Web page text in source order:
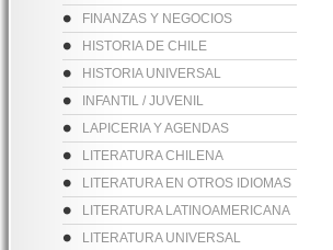
FINANZAS Y NEGOCIOS
HISTORIA DE CHILE
HISTORIA UNIVERSAL
INFANTIL / JUVENIL
LAPICERIA Y AGENDAS
LITERATURA CHILENA
LITERATURA EN OTROS IDIOMAS
LITERATURA LATINOAMERICANA
LITERATURA UNIVERSAL